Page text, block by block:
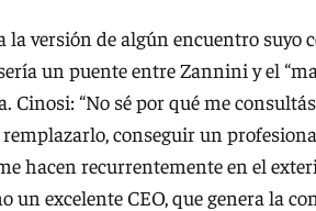
versión de algún encuentro suyo
un puente entre Zannini y el
“No sé por qué me
conseguir un
hacen recurrentemente en el
un excelente CEO, que genera la